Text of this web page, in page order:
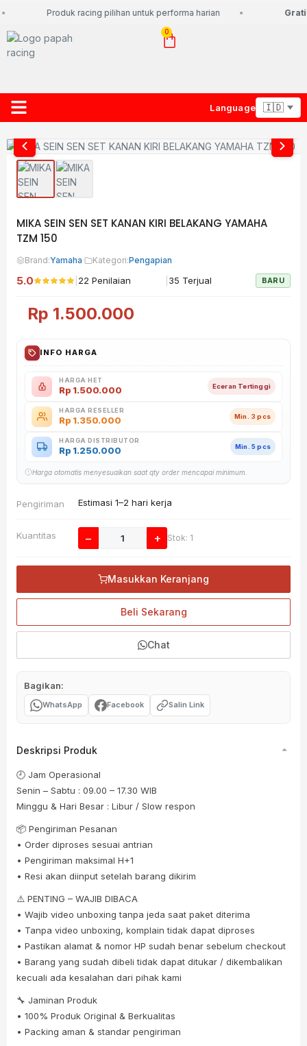
Produk racing pilihan untuk performa harian
0
Language
MIKA SEIN SEN SET KANAN KIRI BELAKANG YAMAHA
TZM 150
Brand:Yamaha· Kategori:Pengapian
5.0 22 Penilaian 35 Terjual BARU
Rp 1.500.000
INFO HARGA
HARGA HET
Rp 1.500.000 Eceran Tertinggi
HARGA RESELLER
Rp 1.350.000 Min. 3 pcs
HARGA DISTRIBUTOR
Rp 1.250.000 Min. 5 pcs
Harga otomatis menyesuaikan saat qty order mencapai minimum.
Pengiriman Estimasi 1–2 hari kerja
Kuantitas − + Stok: 1
Masukkan Keranjang
Beli Sekarang
Chat
Bagikan:
WhatsApp Facebook Salin Link
Deskripsi Produk
🕘 Jam Operasional
Senin – Sabtu : 09.00 – 17.30 WIB
Minggu & Hari Besar : Libur / Slow respon
📦 Pengiriman Pesanan
• Order diproses sesuai antrian
• Pengiriman maksimal H+1
• Resi akan diinput setelah barang dikirim
⚠️ PENTING – WAJIB DIBACA
• Wajib video unboxing tanpa jeda saat paket diterima
• Tanpa video unboxing, komplain tidak dapat diproses
• Pastikan alamat & nomor HP sudah benar sebelum checkout
• Barang yang sudah dibeli tidak dapat ditukar / dikembalikan
kecuali ada kesalahan dari pihak kami
🔧 Jaminan Produk
• 100% Produk Original & Berkualitas
• Packing aman & standar pengiriman